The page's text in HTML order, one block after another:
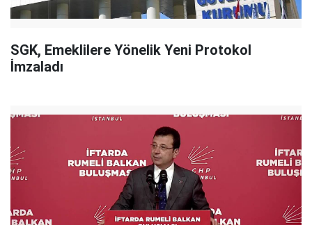
SGK, Emeklilere Yönelik Yeni Protokol
İmzaladı